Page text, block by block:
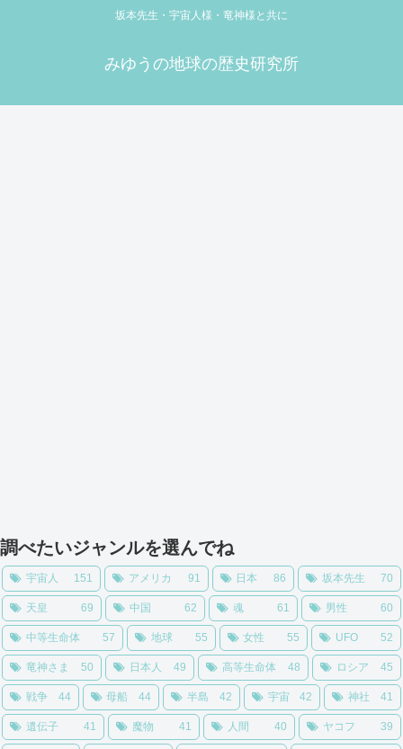
坂本先生・宇宙人様・竜神様と共に
みゆうの地球の歴史研究所
調べたいジャンルを選んでね
宇宙人 151 アメリカ 91 日本 86 坂本先生 70
天皇 69 中国 62 魂 61 男性 60
中等生命体 57 地球 55 女性 55 UFO 52
竜神さま 50 日本人 49 高等生命体 48 ロシア 45
戦争 44 母船 44 半島 42 宇宙 42 神社 41
遺伝子 41 魔物 41 人間 40 ヤコフ 39